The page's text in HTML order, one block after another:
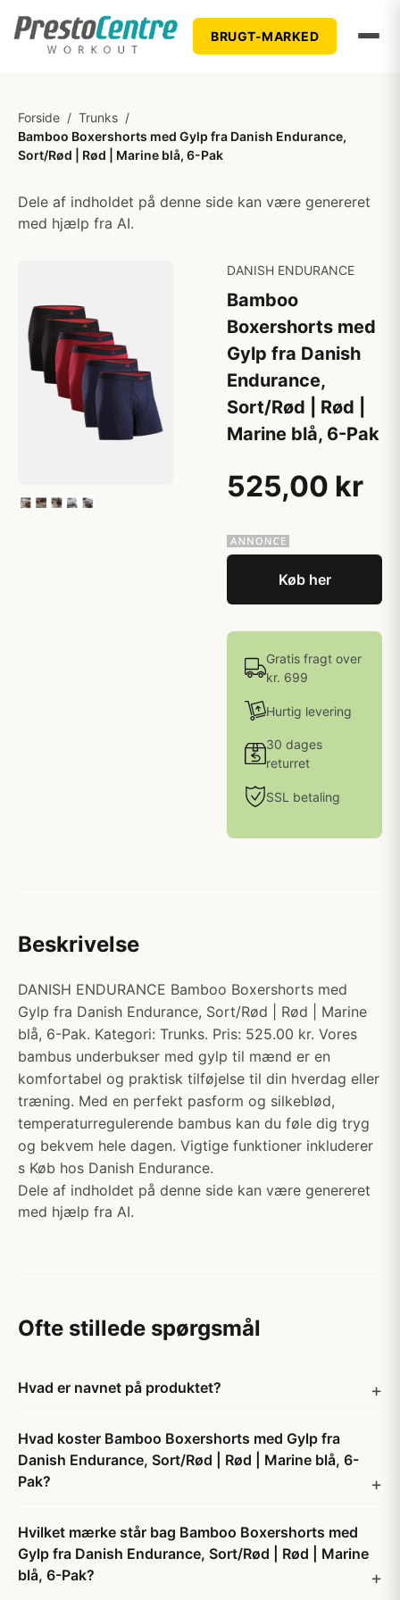
BRUGT-MARKED
Forside / Trunks /
Bamboo Boxershorts med Gylp fra Danish Endurance,
Sort/Rød | Rød | Marine blå, 6-Pak
Dele af indholdet på denne side kan være genereret
med hjælp fra AI.
DANISH ENDURANCE
Bamboo
Boxershorts med
Gylp fra Danish
Endurance,
Sort/Rød | Rød |
Marine blå, 6-Pak
525,00 kr
Køb her
Gratis fragt over
kr. 699
Hurtig levering
30 dages
returret
SSL betaling
Beskrivelse
DANISH ENDURANCE Bamboo Boxershorts med
Gylp fra Danish Endurance, Sort/Rød | Rød | Marine
blå, 6-Pak. Kategori: Trunks. Pris: 525.00 kr. Vores
bambus underbukser med gylp til mænd er en
komfortabel og praktisk tilføjelse til din hverdag eller
træning. Med en perfekt pasform og silkeblød,
temperaturregulerende bambus kan du føle dig tryg
og bekvem hele dagen. Vigtige funktioner inkluderer
s Køb hos Danish Endurance.
Dele af indholdet på denne side kan være genereret
med hjælp fra AI.
Ofte stillede spørgsmål
Hvad er navnet på produktet?
Hvad koster Bamboo Boxershorts med Gylp fra
Danish Endurance, Sort/Rød | Rød | Marine blå, 6-
Pak?
Hvilket mærke står bag Bamboo Boxershorts med
Gylp fra Danish Endurance, Sort/Rød | Rød | Marine
blå, 6-Pak?